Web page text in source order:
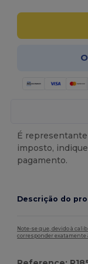
É
imposto,
pagamento.
Descrição do
Note-se que, devido à
corresponder exatamente